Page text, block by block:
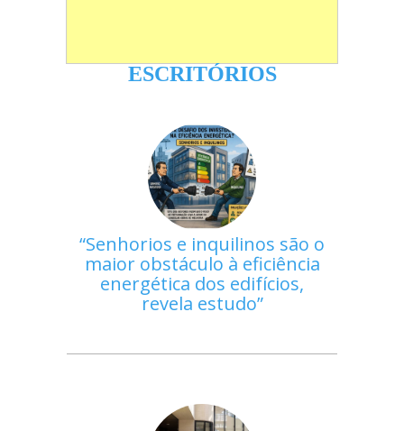
ESCRITÓRIOS
Senhorios e inquilinos são o
maior obstáculo à eficiência
energética dos edifícios,
revela estudo